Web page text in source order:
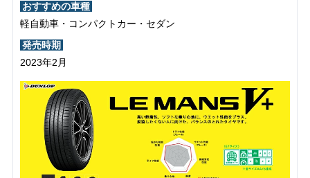
おすすめの車種
軽自動車・コンパクトカー・セダン
発売時期
2023年2月